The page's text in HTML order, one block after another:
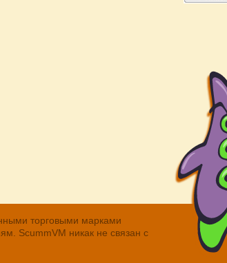
торговыми марками
ScummVM никак не связан с